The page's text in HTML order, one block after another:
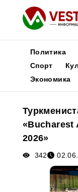
Новости
Медиа
Афиша
Политика
Спорт
Экономика
«Bucharest
2026»
342